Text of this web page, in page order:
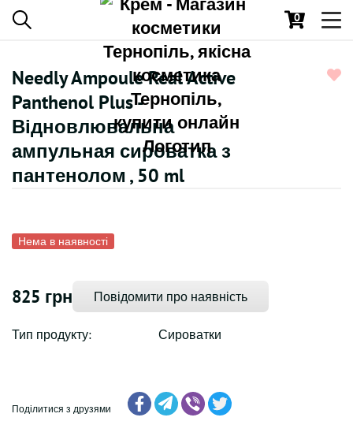
0
Needly Ampoule Real Active
Panthenol Plus -
Відновлювальна
ампульная сироватка з
пантенолом , 50 ml
Нема в наявності
825 грн Повідомити про наявність
Тип продукту: Сироватки
Поділитися з друзями